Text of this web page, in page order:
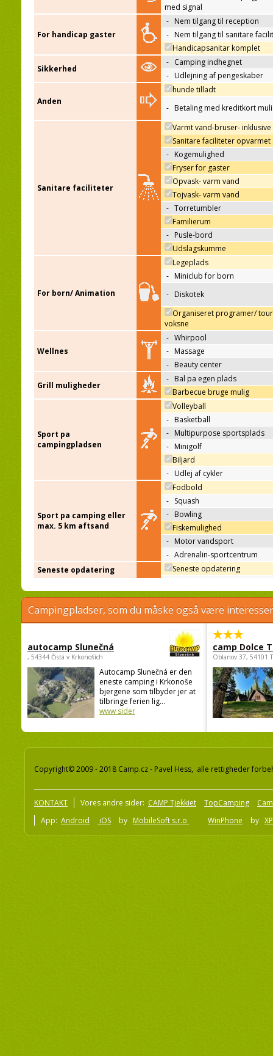
med signal
For handicap gaster
- Nem tilgang til reception
- Nem tilgang til sanitare
Handicapsanitar komplet
Sikkerhed
- Camping indhegnet
- Udlejning af pengeskaber
Anden
hunde tilladt
- Betaling med kreditkort
Sanitare faciliteter
Varmt vand-bruser- inklusive
Sanitare faciliteter opvarmet
- Kogemulighed
Fryser for gaster
Opvask- varm vand
Tojvask- varm vand
- Torretumbler
Familierum
- Pusle-bord
Udslagskumme
For born/ Animation
Legeplads
- Miniclub for born
- Diskotek
Organiseret programer/
voksne
Wellnes
- Whirpool
- Massage
- Beauty center
Grill muligheder
- Bal pa egen plads
Barbecue bruge mulig
Sport pa
campingpladsen
Volleyball
- Basketball
- Multipurpose sportsplads
- Minigolf
Biljard
- Udlej af cykler
Sport pa camping eller
max. 5 km aftsand
Fodbold
- Squash
- Bowling
Fiskemulighed
- Motor vandsport
- Adrenalin-sportcentrum
Seneste opdatering
Seneste opdatering
Campingpladser, som du måske også være
autocamp Slunečná
, 54344 Čistá v Krkonoších
Autocamp Slunečná er den
eneste camping i Krkonoše
bjergene som tilbyder jer at
tilbringe ferien lig...
www sider
camp Dolce
Oblanov 37, 54101
Copyright© 2009 - 2018 Camp.cz - Pavel Hess, alle rettigheder
KONTAKT Vores andre sider: CAMP Tjekkiet TopCamping
App: Android iOS by MobileSoft s.r.o WinPhone by